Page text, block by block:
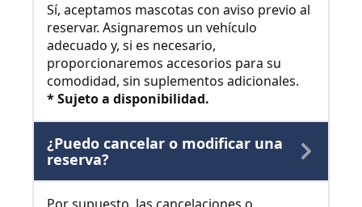
Sí, aceptamos mascotas con aviso previo al
reservar. Asignaremos un vehículo
adecuado y, si es necesario,
proporcionaremos accesorios para su
comodidad, sin suplementos adicionales.
* Sujeto a disponibilidad.
¿Puedo cancelar o modificar una
reserva?